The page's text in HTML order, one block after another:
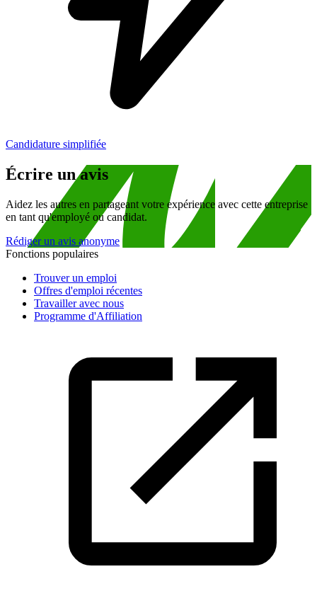
Candidature simplifiée
Écrire un avis
Aidez les autres en partageant votre expérience avec cette entreprise
en tant qu'employé ou candidat.
Rédiger un avis anonyme
Fonctions populaires
Trouver un emploi
Offres d'emploi récentes
Travailler avec nous
Programme d'Affiliation